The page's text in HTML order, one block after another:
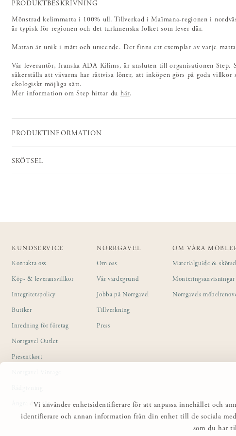
Vi använder enhetsidentifierare för att anpassa innehållet och
identifierare och annan information från din enhet till de sociala
som du har
PRODUKTBESKRIVNING
Mönstrad kelimmatta i 100% ull. Tillverkad i Maïmana-regionen i
är typisk för regionen och det turkmenska folket som lever där.
Mattan är unik i mått och utseende. Det finns ett exemplar av varje
Vår leverantör, franska ADA Kilims, är ansluten till organisationen Step.
säkerställa att vävarna har rättvisa löner, att inköpen görs på goda villkor
ekologiskt möjliga sätt.
Mer information om Step hittar du här.
PRODUKTINFORMATION
SKÖTSEL
KUNDSERVICE
Kontakta oss
Köp- & leveransvillkor
Integritetspolicy
Butiker
Inredning för företag
Norrgavel Outlet
Presentkort
Ångra ditt köp
NORRGAVEL
Om oss
Vår värdegrund
Jobba på Norrgavel
Tillverkning
Press
OM VÅRA
Materialguide & skötsel
Norrgavels